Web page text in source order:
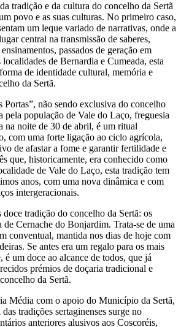
tradição e da cultura do concelho da Sertã
povo e as suas culturas. No primeiro caso,
um leque variado de narrativas, onde a
central na transmissão de saberes,
passados de geração em
de Bernardia e Cumeada, esta
de identidade cultural, memória e
da Sertã.
Portas”, não sendo exclusiva do concelho
pela população de Vale do Laço, freguesia
na noite de 30 de abril, é um ritual
com uma forte ligação ao ciclo agrícola,
de afastar a fome e garantir fertilidade e
que, historicamente, era conhecido como
de Vale do Laço, esta tradição tem
anos, com uma nova dinâmica e com
intergeracionais.
tradição do concelho da Sertã: os
de Cernache do Bonjardim. Trata-se de uma
conventual, mantida nos dias de hoje com
Se antes era um regalo para os mais
é um doce ao alcance de todos, que já
prémios de doçaria tradicional e
da Sertã.
Média com o apoio do Município da Sertã,
tradições sertaginenses surge no
anteriores alusivos aos Coscoréis,